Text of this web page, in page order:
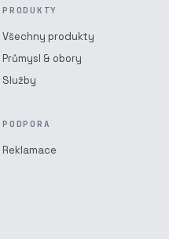
PRODUKTY
Všechny produkty
Průmysl & obory
Služby
PODPORA
Reklamace